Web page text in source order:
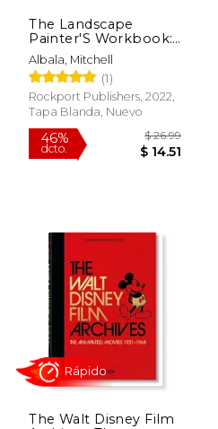
dcto. $ 31.54
The Landscape
Painter'S Workbook:
Essential Studies in
Shape, Composition,
and Color (6) (For
Artists) (en Inglés)
Albala, Mitchell
(1)
Rockport Publishers, 2022,
Tapa Blanda, Nuevo
The Walt Disney Film